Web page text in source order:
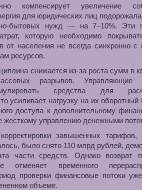
компенсирует увеличение
для юридических лиц
бытовых нужд — на 7–10%. Эти
которую необходимо
от населения не всегда синхронно с
ресурсов.
снижается из-за роста сумм в
разрывов. Управляющие
средства для
усиливает нагрузку на их оборотный
доступа к дополнительному
жесткому управлению денежными
завышенных тарифов,
было снято 110 млрд рублей,
части средств. Однако возврат
временного
проверки финансовые потоки
объеме.